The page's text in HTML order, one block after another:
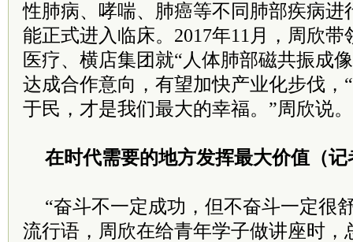
性肺病、哮喘、肺癌等不同肺部疾病进
能正式进入临床。2017年11月，周欣
医疗、横店集团就“人体肺部磁共振成
达成合作意向，有望加快产业化步伐，
于民，才是我们最大的幸福。”周欣说。
在时代需要的地方发挥最大价值（记
“奋斗不一定成功，但不奋斗一定很
流行语，周欣在给青年学子做讲座时，